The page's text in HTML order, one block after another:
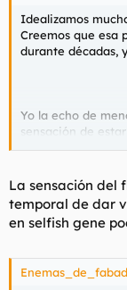
Idealizamos
Creemos que esa
durante décadas,
Yo la echo de
sensación de
nacía de mi, de la
Pero es un
La sensación del
temporal de dar
en selfish gene